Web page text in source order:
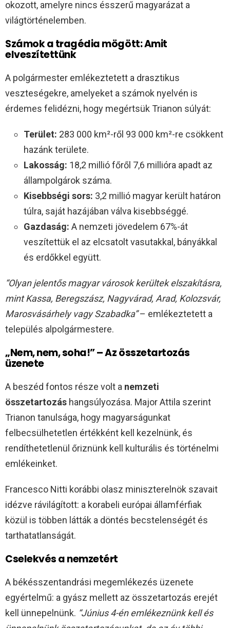
okozott, amelyre nincs ésszerű magyarázat a
világtörténelemben.
Számok a tragédia mögött: Amit
elveszítettünk
A polgármester emlékeztetett a drasztikus
veszteségekre, amelyeket a számok nyelvén is
érdemes felidézni, hogy megértsük Trianon súlyát:
Terület: 283 000 km²-ről 93 000 km²-re csökkent
hazánk területe.
Lakosság: 18,2 millió főről 7,6 millióra apadt az
állampolgárok száma.
Kisebbségi sors: 3,2 millió magyar került határon
túlra, saját hazájában válva kisebbséggé.
Gazdaság: A nemzeti jövedelem 67%-át
veszítettük el az elcsatolt vasutakkal, bányákkal
és erdőkkel együtt.
“Olyan jelentős magyar városok kerültek elszakításra,
mint Kassa, Beregszász, Nagyvárad, Arad, Kolozsvár,
Marosvásárhely vagy Szabadka”– emlékeztetett a
település alpolgármestere.
„Nem, nem, soha!” – Az összetartozás
üzenete
A beszéd fontos része volt a nemzeti
összetartozás hangsúlyozása. Major Attila szerint
Trianon tanulsága, hogy magyarságunkat
felbecsülhetetlen értékként kell kezelnünk, és
rendíthetetlenül őriznünk kell kulturális és történelmi
emlékeinket.
Francesco Nitti korábbi olasz miniszterelnök szavait
idézve rávilágított: a korabeli európai államférfiak
közül is többen látták a döntés becstelenségét és
tarthatatlanságát.
Cselekvés a nemzetért
A békésszentandrási megemlékezés üzenete
egyértelmű: a gyász mellett az összetartozás erejét
kell ünnepelnünk. “Június 4-én emlékeznünk kell és